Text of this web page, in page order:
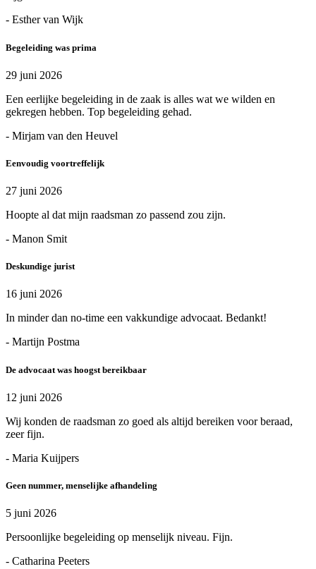
- Esther van Wijk
Begeleiding was prima
29 juni 2026
Een eerlijke begeleiding in de zaak is alles wat we wilden en
gekregen hebben. Top begeleiding gehad.
- Mirjam van den Heuvel
Eenvoudig voortreffelijk
27 juni 2026
Hoopte al dat mijn raadsman zo passend zou zijn.
- Manon Smit
Deskundige jurist
16 juni 2026
In minder dan no-time een vakkundige advocaat. Bedankt!
- Martijn Postma
De advocaat was hoogst bereikbaar
12 juni 2026
Wij konden de raadsman zo goed als altijd bereiken voor beraad,
zeer fijn.
- Maria Kuijpers
Geen nummer, menselijke afhandeling
5 juni 2026
Persoonlijke begeleiding op menselijk niveau. Fijn.
- Catharina Peeters